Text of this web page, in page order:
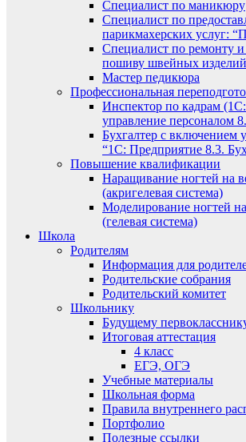
Специалист по маникюру
Специалист по
парикмахерских услуг:
Специалист по ремонту
пошиву швейных
Мастер педикюра
Профессиональная
Инспектор по кадрам
управление персоналом
Бухгалтер с включением
“1С: Предприятие 8.3.
Повышение квалификации
Наращивание ногтей на
(акригелевая система)
Моделирование ногтей
(гелевая система)
Школа
Родителям
Информация для
Родительские собрания
Родительский комитет
Школьнику
Будущему
Итоговая аттестация
4 класс
ЕГЭ, ОГЭ
Учебные материалы
Школьная форма
Правила внутреннего
Портфолио
Полезные ссылки